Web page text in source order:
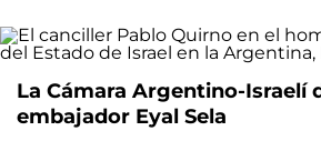
La Cámara Argentino-Israelí
embajador Eyal Sela